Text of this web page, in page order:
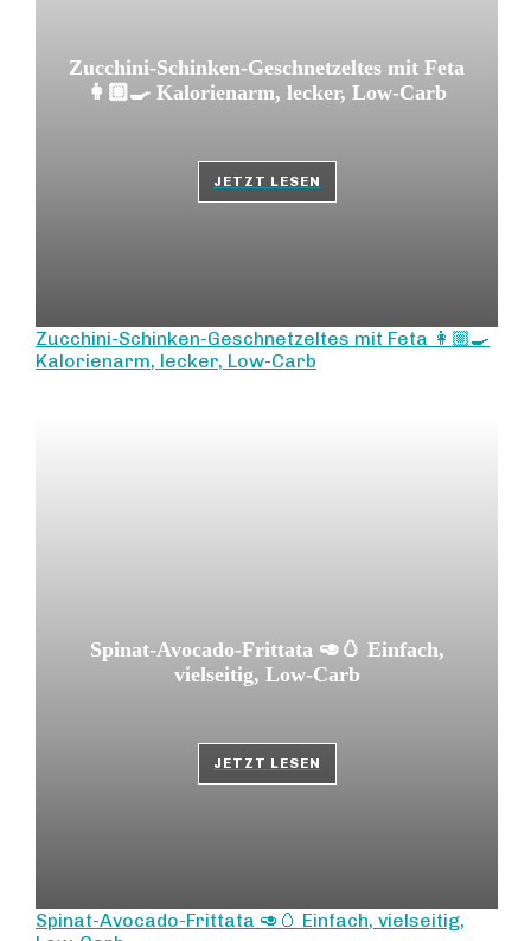
Zucchini-Schinken-Geschnetzeltes mit Feta
👩🏼‍🍳 Kalorienarm, lecker, Low-Carb
JETZT LESEN
Zucchini-Schinken-Geschnetzeltes mit Feta 👩🏼‍🍳
Kalorienarm, lecker, Low-Carb
Spinat-Avocado-Frittata 🥑🥚 Einfach,
vielseitig, Low-Carb
JETZT LESEN
Spinat-Avocado-Frittata 🥑🥚 Einfach, vielseitig,